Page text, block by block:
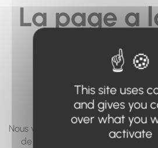
La page a
vous
accéder
pas... ou
Nous vous invitons à utiliser le
de page, ou à utiliser le menu
This site uses
and gives you
over what you
activate